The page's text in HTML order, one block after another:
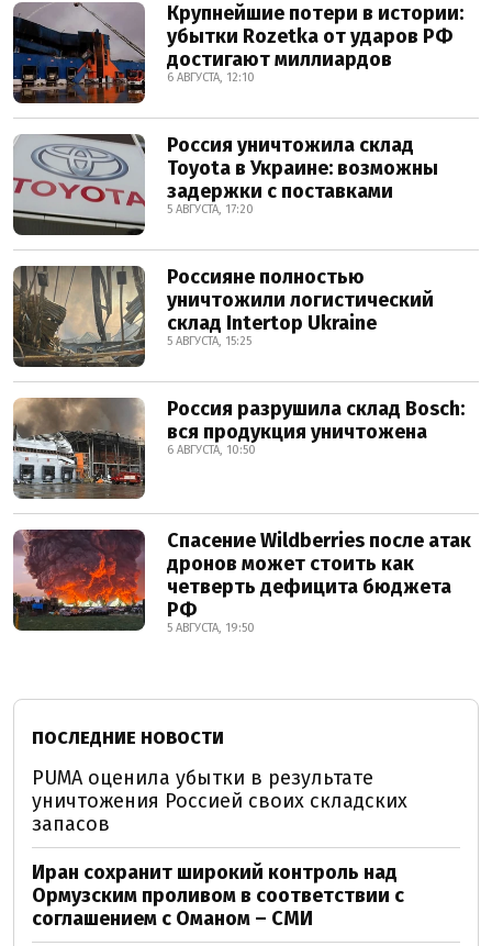
Крупнейшие потери в истории:
убытки Rozetka от ударов РФ
достигают миллиардов
6 АВГУСТА, 12:10
Россия уничтожила склад
Toyota в Украине: возможны
задержки с поставками
5 АВГУСТА, 17:20
Россияне полностью
уничтожили логистический
склад Intertop Ukraine
5 АВГУСТА, 15:25
Россия разрушила склад Bosch:
вся продукция уничтожена
6 АВГУСТА, 10:50
Спасение Wildberries после атак
дронов может стоить как
четверть дефицита бюджета
РФ
5 АВГУСТА, 19:50
ПОСЛЕДНИЕ НОВОСТИ
PUMA оценила убытки в результате
уничтожения Россией своих складских
запасов
Иран сохранит широкий контроль над
Ормузским проливом в соответствии с
соглашением с Оманом – СМИ